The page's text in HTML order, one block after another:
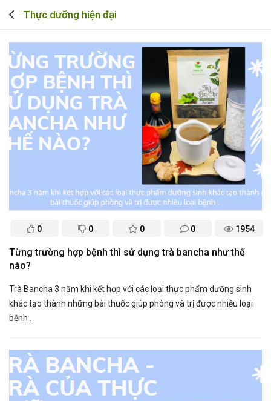
Thực dưỡng hiện đại
0 0 0 0 1954
​Từng trường hợp bệnh thì sử dụng trà bancha như thế
nào?
Trà Bancha 3 năm khi kết hợp với các loại thực phẩm dưỡng sinh
khác tạo thành những bài thuốc giúp phòng và trị được nhiều loại
bệnh .